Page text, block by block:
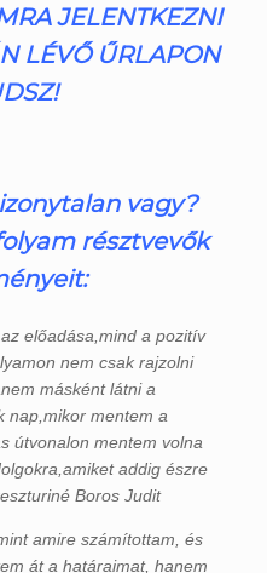
JELENTKEZNI
LÉVŐ ŰRLAPON
vagy?
résztvevők
előadása,mind a pozitív
nem csak rajzolni
másként látni a
nap,mikor mentem a
útvonalon mentem volna
addig észre
Boros Judit
amire számítottam, és
át a határaimat, hanem